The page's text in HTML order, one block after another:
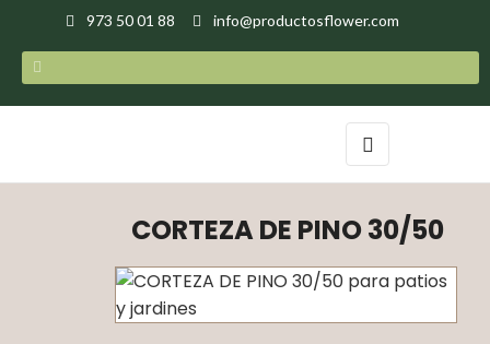
973 50 01 88 info@productosflower.com
Navegación
de
palanca
☰
CORTEZA DE PINO 30/50